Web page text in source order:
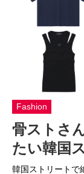
Fashion
骨ストさ
たい韓国
韓国ストリートで